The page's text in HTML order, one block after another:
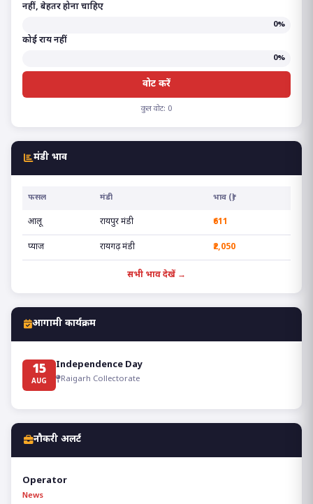
नहीं, बेहतर होना चाहिए
0%
कोई राय नहीं
0%
वोट करें
कुल वोट: 0
मंडी भाव
फसल मंडी भाव (₹)
आलू रायपुर मंडी ₹611
प्याज रायगढ़ मंडी ₹2,050
सभी भाव देखें →
आगामी कार्यक्रम
15
AUG
Independence Day
Raigarh Collectorate
नौकरी अलर्ट
Operator
News